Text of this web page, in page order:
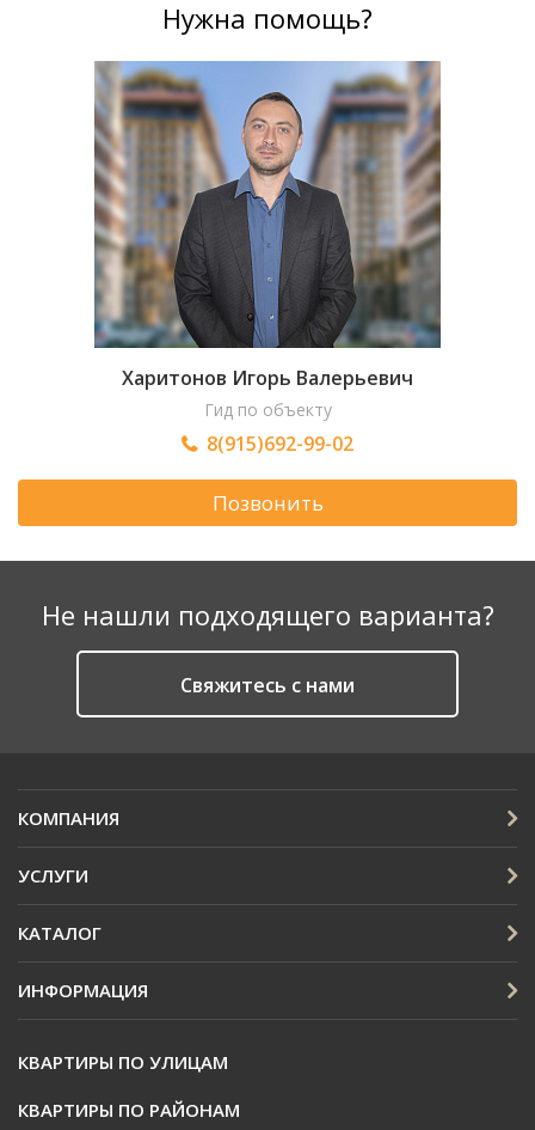
Нужна помощь?
Харитонов Игорь Валерьевич
Гид по объекту
8(915)692-99-02
Позвонить
Не нашли подходящего варианта?
Cвяжитесь с нами
КОМПАНИЯ
УСЛУГИ
КАТАЛОГ
ИНФОРМАЦИЯ
КВАРТИРЫ ПО УЛИЦАМ
КВАРТИРЫ ПО РАЙОНАМ